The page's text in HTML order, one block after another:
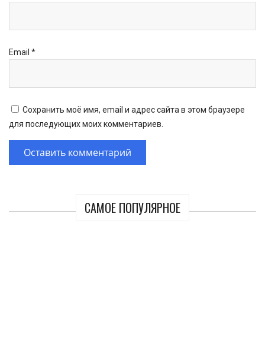
САМОЕ ПОПУЛЯРНОЕ
Email *
Сохранить моё имя, email и адрес сайта в этом браузере
для последующих моих комментариев.